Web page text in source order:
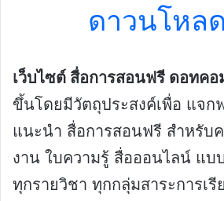
ดาวนโหล
เว็บไซต์ สื่อการสอนฟรี ดอทคอ
ขึ้นโดยมีวัตถุประสงค์เพื่อ แจก
แนะนำ สื่อการสอนฟรี สำหรับ
งาน ใบความรู้ สื่อออนไลน์ แ
ทุกรายวิชา ทุกกลุ่มสาระการเ